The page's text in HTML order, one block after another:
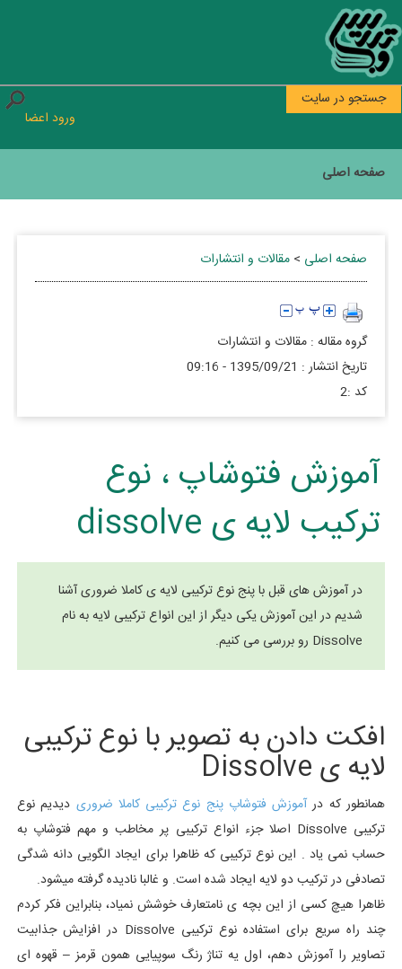
جستجو در سایت
ورود اعضا
صفحه اصلی
صفحه اصلی > مقالات و انتشارات
گروه مقاله : مقالات و انتشارات
تاريخ انتشار : 1395/09/21 - 09:16
كد :2
آموزش فتوشاپ ، نوع
ترکیب لایه ی dissolve
در آموزش های قبل با پنج نوع ترکیبی لایه ی کاملا ضروری آشنا
شدیم در این آموزش یکی دیگر از این انواع ترکیبی لایه به نام
Dissolve رو بررسی می کنیم.
افکت دادن به تصویر با نوع ترکیبی
لایه ی Dissolve
همانطور که در آموزش فتوشاپ پنج نوع ترکیبی کاملا ضروری دیدیم نوع
ترکیبی Dissolve اصلا جزء انواع ترکیبی پر مخاطب و مهم فتوشاپ به
حساب نمی یاد . این نوع ترکیبی که ظاهرا برای ایجاد الگویی دانه شدگی
تصادفی در ترکیب دو لایه ایجاد شده است. و غالبا نادیده گرفته میشود.
ظاهرا هیچ کسی از این بچه ی نامتعارف خوشش نمیاد، بنابراین فکر کردم
چند راه سریع برای استفاده نوع ترکیبی Dissolve در افزایش جذابیت
تصاویر را آموزش دهم، اول یه تناژ رنگ سوپیایی همون قرمز – قهوه ای